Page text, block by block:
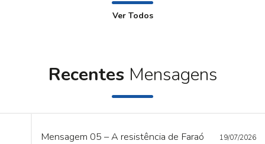
Ver Todos
Recentes Mensagens
Mensagem 05 – A resistência de Faraó 19/07/2026